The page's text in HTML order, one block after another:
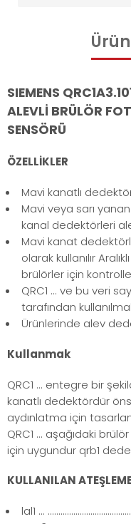
Ürün
SIEMENS
ALEVLİ BRÜLÖR
SENSÖRÜ
ÖZELLİKLER
Mavi kanatlı
Mavi veya sarı
kanal dedektörleri
Mavi kanat
olarak kullanılır
brülörler için
QRC1 ... ve bu veri
tarafından
Ürünlerinde alev
Kullanmak
QRC1 ... entegre bir
kanatlı dedektördür
aydınlatma için
QRC1 ... aşağıdaki
için uygundur qrb1
KULLANILAN
lal1 ...